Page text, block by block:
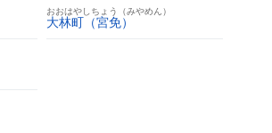
おおはやしちょう（みやめん）
大林町（宮免）